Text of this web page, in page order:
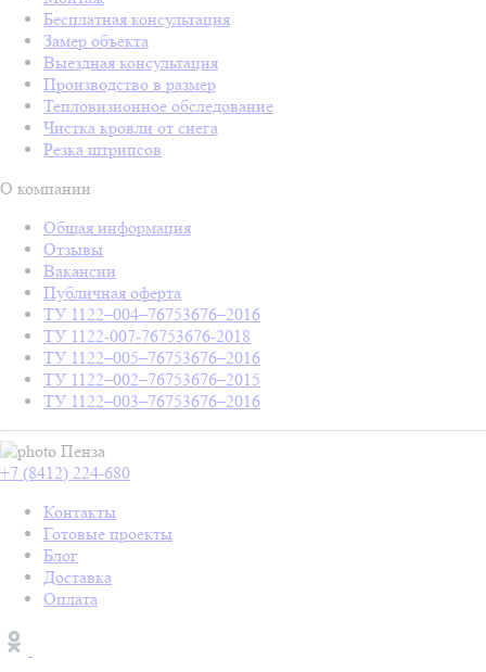
Бесплатная консультация
Замер объекта
Выездная консультация
Производство в размер
Тепловизионное обследование
Чистка кровли от снега
Резка штрипсов
О компании
Общая информация
Отзывы
Вакансии
Публичная оферта
ТУ 1122–004–76753676–2016
ТУ 1122-007-76753676-2018
ТУ 1122–005–76753676–2016
ТУ 1122–002–76753676–2015
ТУ 1122–003–76753676–2016
Пенза
+7 (8412) 224-680
Контакты
Готовые проекты
Блог
Доставка
Оплата